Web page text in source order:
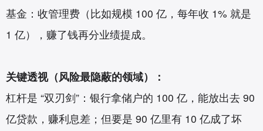
基金：收管理费（比如规模 100 亿，每年收 1% 就是
1 亿），赚了钱再分业绩提成。
关键透视（风险最隐蔽的领域）：
杠杆是 “双刃剑”：银行拿储户的 100 亿，能放出去 90
亿贷款，赚利息差；但要是 90 亿里有 10 亿成了坏